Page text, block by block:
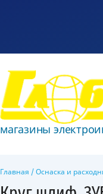
магазины
Главная /Оснаска и